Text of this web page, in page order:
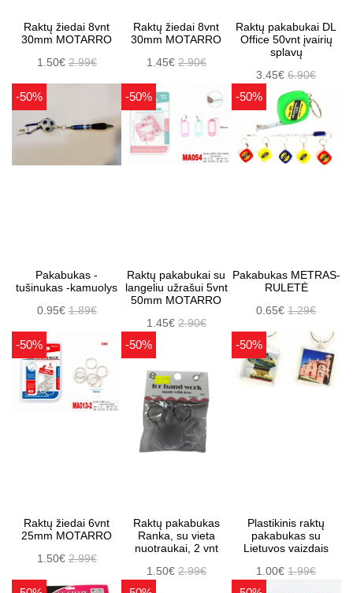
Raktų žiedai 8vnt
30mm MOTARRO
1.50€2.99€
Raktų žiedai 8vnt
30mm MOTARRO
1.45€ 2.90€
Raktų pakabukai DL
Office 50vnt įvairių
splavų
3.45€6.90€
-50%
Pakabukas -
tušinukas -kamuolys
0.95€1.89€
-50%
Raktų pakabukai su
langeliu užrašui 5vnt
50mm MOTARRO
1.45€ 2.90€
-50%
Pakabukas METRAS-
RULETĖ
0.65€1.29€
-50%
Raktų žiedai 6vnt
25mm MOTARRO
1.50€2.99€
-50%
Raktų pakabukas
Ranka, su vieta
nuotraukai, 2 vnt
1.50€ 2.99€
-50%
Plastikinis raktų
pakabukas su
Lietuvos vaizdais
1.00€1.99€